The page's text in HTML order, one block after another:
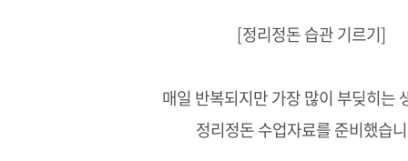
[정리정돈 습관 기르기]
매일 반복되지만 가장 많이 부딪히는
정리정돈 수업자료를 준비했습